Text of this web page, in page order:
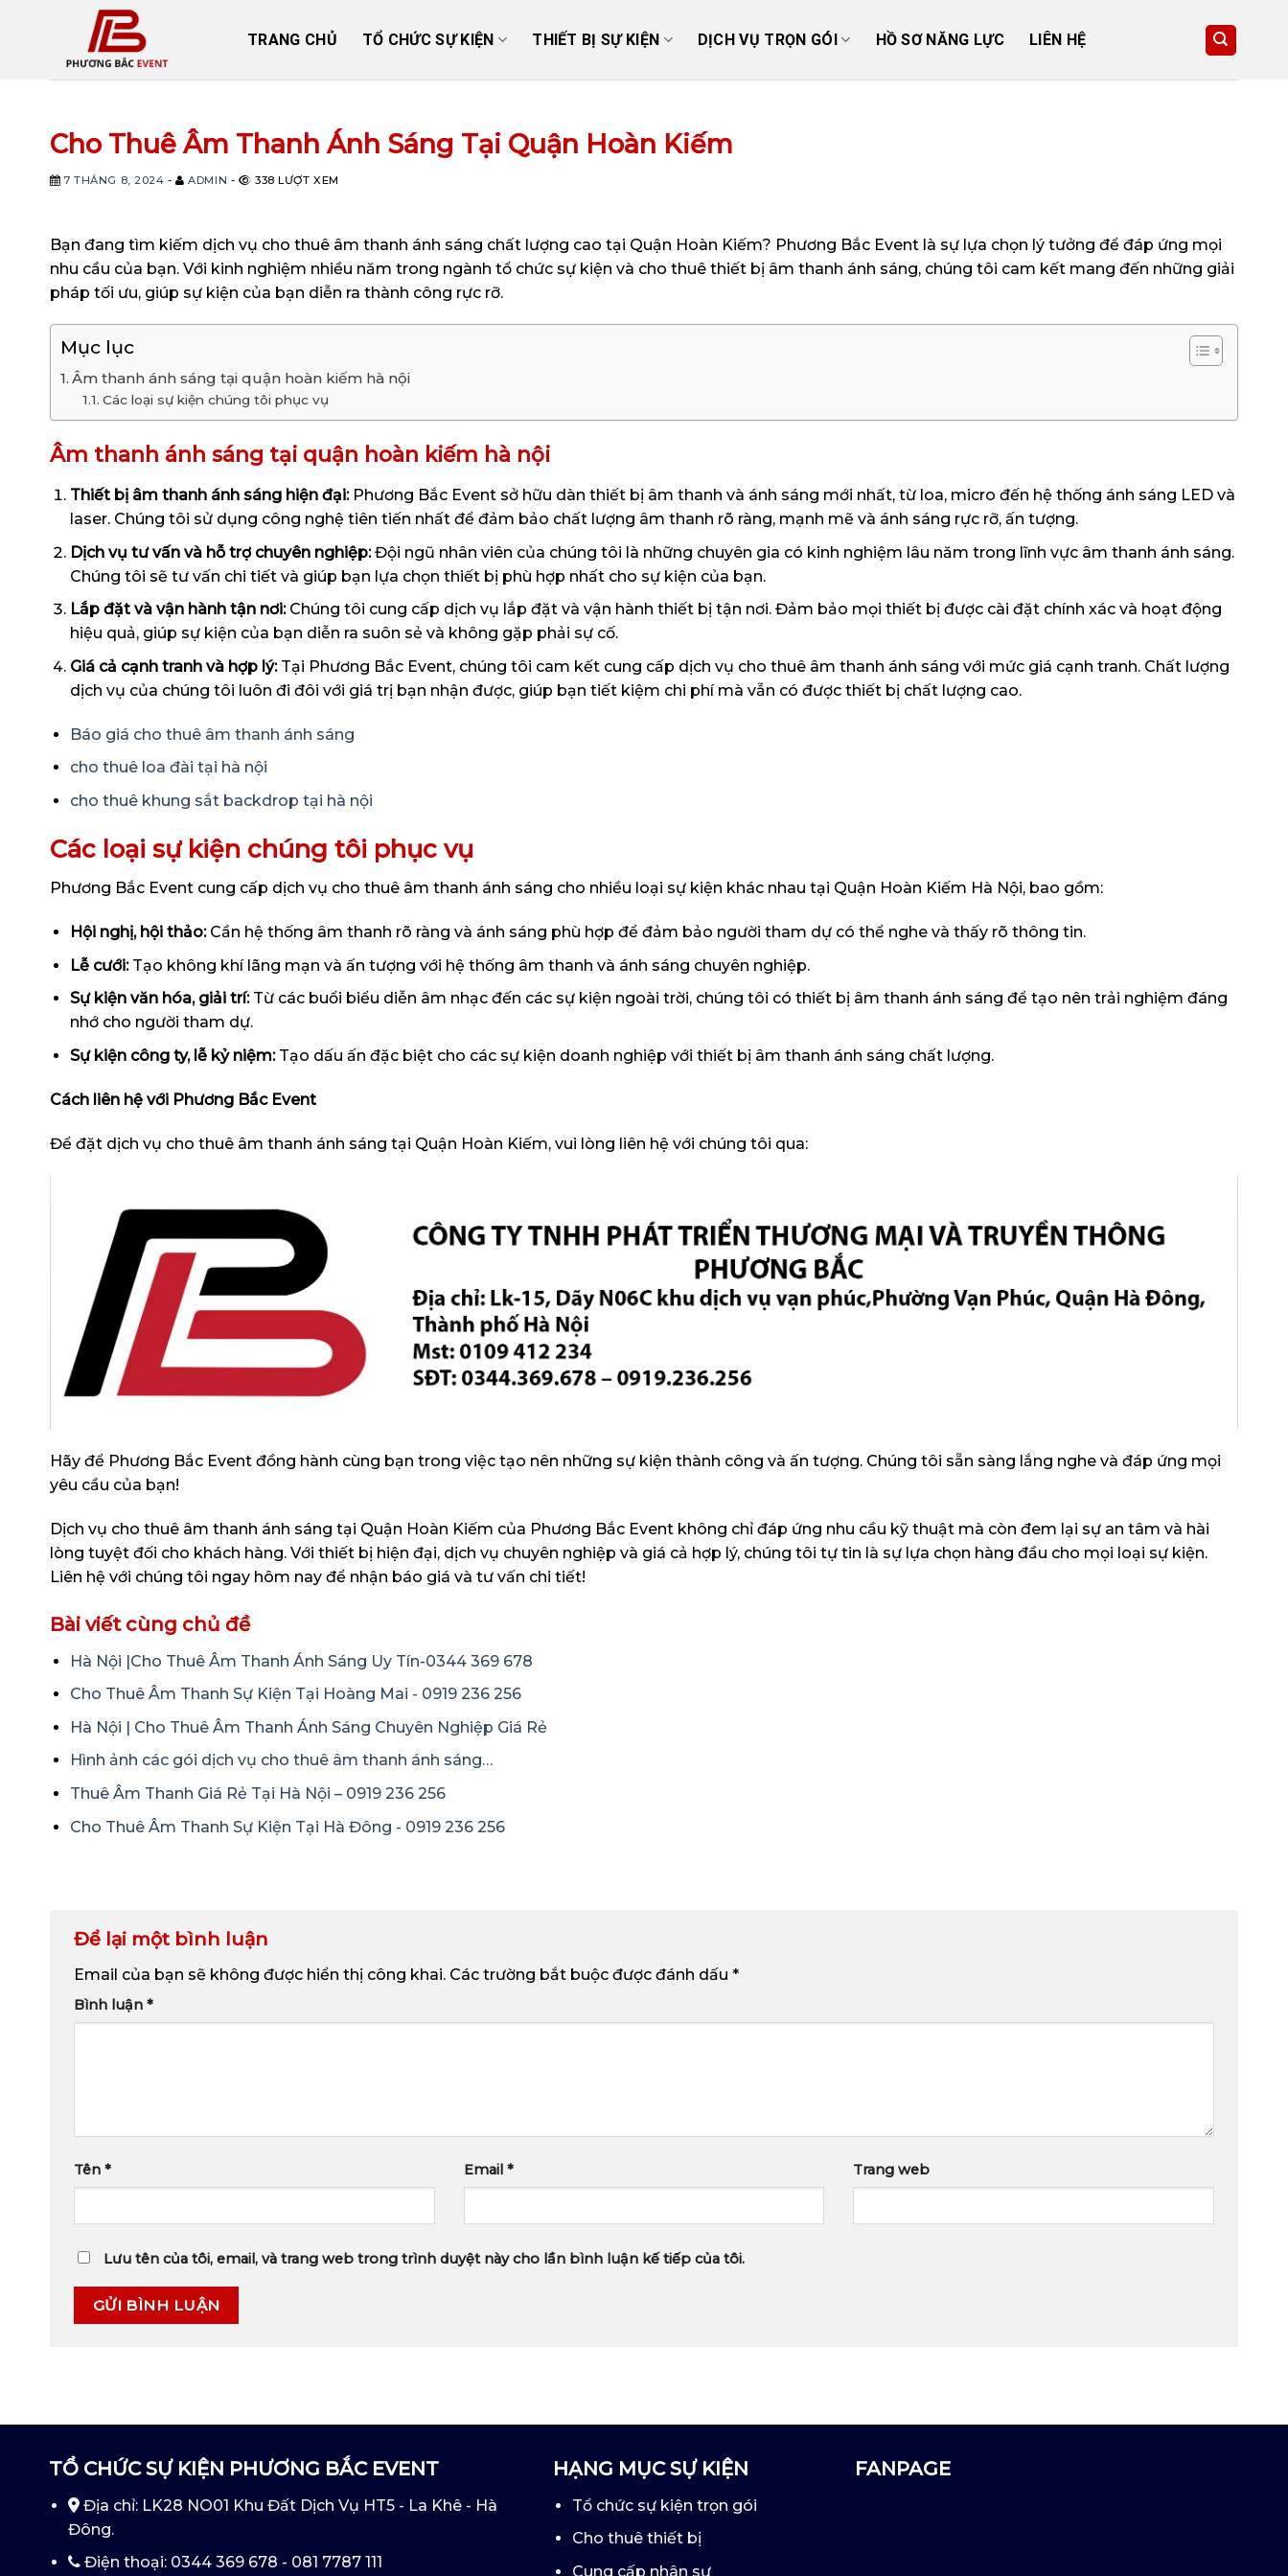
TRANG CHỦ TỔ CHỨC SỰ KIỆN THIẾT BỊ SỰ KIỆN DỊCH VỤ TRỌN GÓI HỒ SƠ NĂNG LỰC LIÊN HỆ
Cho Thuê Âm Thanh Ánh Sáng Tại Quận Hoàn Kiếm
7 THÁNG 8, 2024 - ADMIN - 338 LƯỢT XEM
Bạn đang tìm kiếm dịch vụ cho thuê âm thanh ánh sáng chất lượng cao tại Quận Hoàn Kiếm? Phương Bắc Event là sự lựa chọn lý tưởng để đáp ứng mọi
nhu cầu của bạn. Với kinh nghiệm nhiều năm trong ngành tổ chức sự kiện và cho thuê thiết bị âm thanh ánh sáng, chúng tôi cam kết mang đến những giải
pháp tối ưu, giúp sự kiện của bạn diễn ra thành công rực rỡ.
Mục lục
Âm thanh ánh sáng tại quận hoàn kiếm hà nội
Các loại sự kiện chúng tôi phục vụ
Âm thanh ánh sáng tại quận hoàn kiếm hà nội
Thiết bị âm thanh ánh sáng hiện đại:Phương Bắc Event sở hữu dàn thiết bị âm thanh và ánh sáng mới nhất, từ loa, micro đến hệ thống ánh sáng LED và
laser. Chúng tôi sử dụng công nghệ tiên tiến nhất để đảm bảo chất lượng âm thanh rõ ràng, mạnh mẽ và ánh sáng rực rỡ, ấn tượng.
Dịch vụ tư vấn và hỗ trợ chuyên nghiệp:Đội ngũ nhân viên của chúng tôi là những chuyên gia có kinh nghiệm lâu năm trong lĩnh vực âm thanh ánh sáng.
Chúng tôi sẽ tư vấn chi tiết và giúp bạn lựa chọn thiết bị phù hợp nhất cho sự kiện của bạn.
Lắp đặt và vận hành tận nơi:Chúng tôi cung cấp dịch vụ lắp đặt và vận hành thiết bị tận nơi. Đảm bảo mọi thiết bị được cài đặt chính xác và hoạt động
hiệu quả, giúp sự kiện của bạn diễn ra suôn sẻ và không gặp phải sự cố.
Giá cả cạnh tranh và hợp lý:Tại Phương Bắc Event, chúng tôi cam kết cung cấp dịch vụ cho thuê âm thanh ánh sáng với mức giá cạnh tranh. Chất lượng
dịch vụ của chúng tôi luôn đi đôi với giá trị bạn nhận được, giúp bạn tiết kiệm chi phí mà vẫn có được thiết bị chất lượng cao.
Báo giá cho thuê âm thanh ánh sáng
cho thuê loa đài tại hà nội
cho thuê khung sắt backdrop tại hà nội
Các loại sự kiện chúng tôi phục vụ
Phương Bắc Event cung cấp dịch vụ cho thuê âm thanh ánh sáng cho nhiều loại sự kiện khác nhau tại Quận Hoàn Kiếm Hà Nội, bao gồm:
Hội nghị, hội thảo:Cần hệ thống âm thanh rõ ràng và ánh sáng phù hợp để đảm bảo người tham dự có thể nghe và thấy rõ thông tin.
Lễ cưới:Tạo không khí lãng mạn và ấn tượng với hệ thống âm thanh và ánh sáng chuyên nghiệp.
Sự kiện văn hóa, giải trí:Từ các buổi biểu diễn âm nhạc đến các sự kiện ngoài trời, chúng tôi có thiết bị âm thanh ánh sáng để tạo nên trải nghiệm đáng
nhớ cho người tham dự.
Sự kiện công ty, lễ kỷ niệm:Tạo dấu ấn đặc biệt cho các sự kiện doanh nghiệp với thiết bị âm thanh ánh sáng chất lượng.
Cách liên hệ với Phương Bắc Event
Để đặt dịch vụ cho thuê âm thanh ánh sáng tại Quận Hoàn Kiếm, vui lòng liên hệ với chúng tôi qua:
Hãy để Phương Bắc Event đồng hành cùng bạn trong việc tạo nên những sự kiện thành công và ấn tượng. Chúng tôi sẵn sàng lắng nghe và đáp ứng mọi
yêu cầu của bạn!
Dịch vụ cho thuê âm thanh ánh sáng tại Quận Hoàn Kiếm của Phương Bắc Event không chỉ đáp ứng nhu cầu kỹ thuật mà còn đem lại sự an tâm và hài
lòng tuyệt đối cho khách hàng. Với thiết bị hiện đại, dịch vụ chuyên nghiệp và giá cả hợp lý, chúng tôi tự tin là sự lựa chọn hàng đầu cho mọi loại sự kiện.
Liên hệ với chúng tôi ngay hôm nay để nhận báo giá và tư vấn chi tiết!
Bài viết cùng chủ đề
Hà Nội |Cho Thuê Âm Thanh Ánh Sáng Uy Tín-0344 369 678
Cho Thuê Âm Thanh Sự Kiện Tại Hoàng Mai - 0919 236 256
Hà Nội | Cho Thuê Âm Thanh Ánh Sáng Chuyên Nghiệp Giá Rẻ
Hình ảnh các gói dịch vụ cho thuê âm thanh ánh sáng…
Thuê Âm Thanh Giá Rẻ Tại Hà Nội – 0919 236 256
Cho Thuê Âm Thanh Sự Kiện Tại Hà Đông - 0919 236 256
Để lại một bình luận
Email của bạn sẽ không được hiển thị công khai. Các trường bắt buộc được đánh dấu *
Bình luận *
Tên * Email * Trang web
Lưu tên của tôi, email, và trang web trong trình duyệt này cho lần bình luận kế tiếp của tôi.
TỔ CHỨC SỰ KIỆN PHƯƠNG BẮC EVENT
Địa chỉ: LK28 NO01 Khu Đất Dịch Vụ HT5 - La Khê - Hà
Đông.
Điện thoại: 0344 369 678 - 081 7787 111
HẠNG MỤC SỰ KIỆN
Tổ chức sự kiện trọn gói
Cho thuê thiết bị
Cung cấp nhân sự
FANPAGE